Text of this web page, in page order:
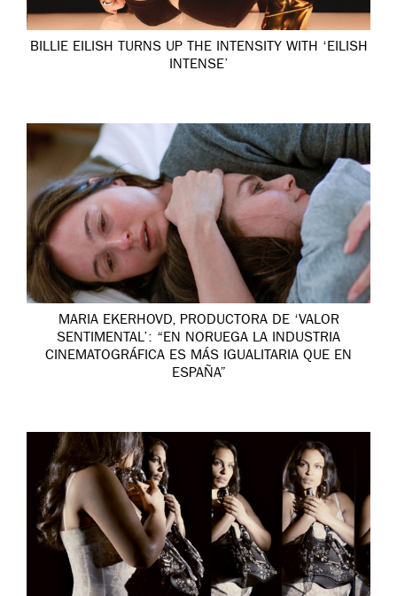
BILLIE EILISH TURNS UP THE INTENSITY WITH ‘EILISH
INTENSE’
MARIA EKERHOVD, PRODUCTORA DE ‘VALOR
SENTIMENTAL’: “EN NORUEGA LA INDUSTRIA
CINEMATOGRÁFICA ES MÁS IGUALITARIA QUE EN
ESPAÑA”